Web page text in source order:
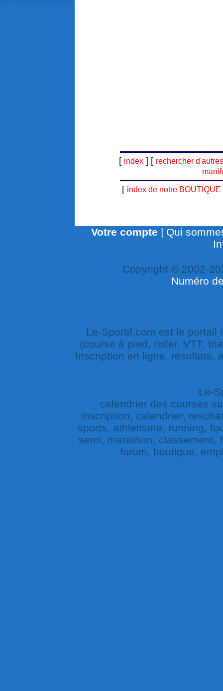
[ index ] [ rechercher
[ index de notre BOUTIQUE
Votre compte | Qui
Copyright © 2002-
Numéro
Le-Sportif.com est le portail
(course à pied, roller, VTT,
Inscription en ligne, résultats,
Le-
calendrier des courses
inscription, calendrier,
sports, athletisme, running,
semi, marathon, classement,
forum, boutique,